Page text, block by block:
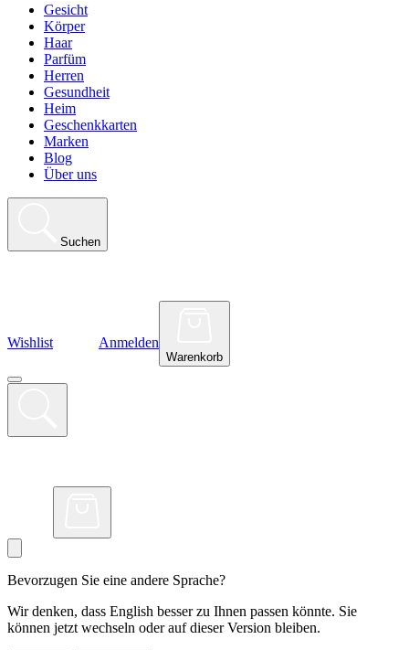
Gesicht
Körper
Haar
Parfüm
Herren
Gesundheit
Heim
Geschenkkarten
Marken
Blog
Über uns
Suchen
Wishlist Anmelden
Warenkorb
Bevorzugen Sie eine andere Sprache?
Wir denken, dass English besser zu Ihnen passen könnte. Sie
können jetzt wechseln oder auf dieser Version bleiben.